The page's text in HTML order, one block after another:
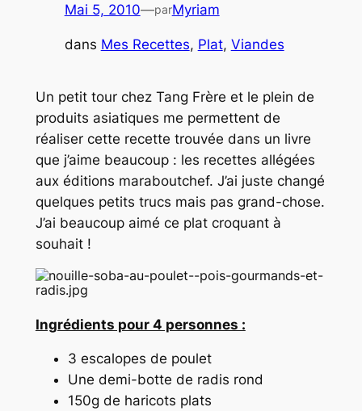
Mai 5, 2010—parMyriam
dans Mes Recettes, Plat, Viandes
Un petit tour chez Tang Frère et le plein de
produits asiatiques me permettent de
réaliser cette recette trouvée dans un livre
que j’aime beaucoup : les recettes allégées
aux éditions maraboutchef. J’ai juste changé
quelques petits trucs mais pas grand-chose.
J’ai beaucoup aimé ce plat croquant à
souhait !
Ingrédients pour 4 personnes :
3 escalopes de poulet
Une demi-botte de radis rond
150g de haricots plats